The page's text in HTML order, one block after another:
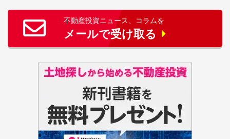
不動産投資ニュース、コラムを
メールで受け取る